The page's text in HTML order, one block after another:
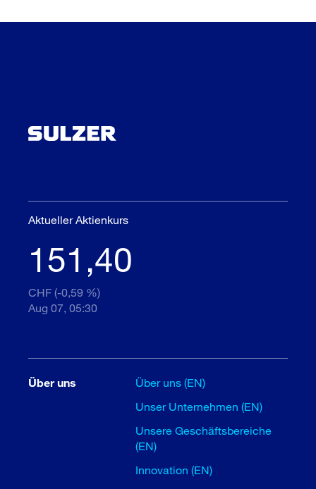
Aktueller Aktienkurs
151,40
CHF (-0,59 %)
Aug 07, 05:30
Über uns
Über uns (EN)
Unser Unternehmen (EN)
Unsere Geschäftsbereiche
(EN)
Innovation (EN)